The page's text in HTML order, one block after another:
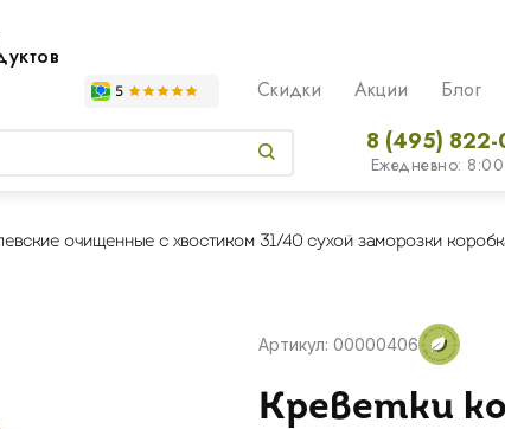
Скидки Акции Блог
8 (495)
Ежедневно:
очищенные с хвостиком 31/40 сухой заморозки
Артикул: 00000406
Креветки